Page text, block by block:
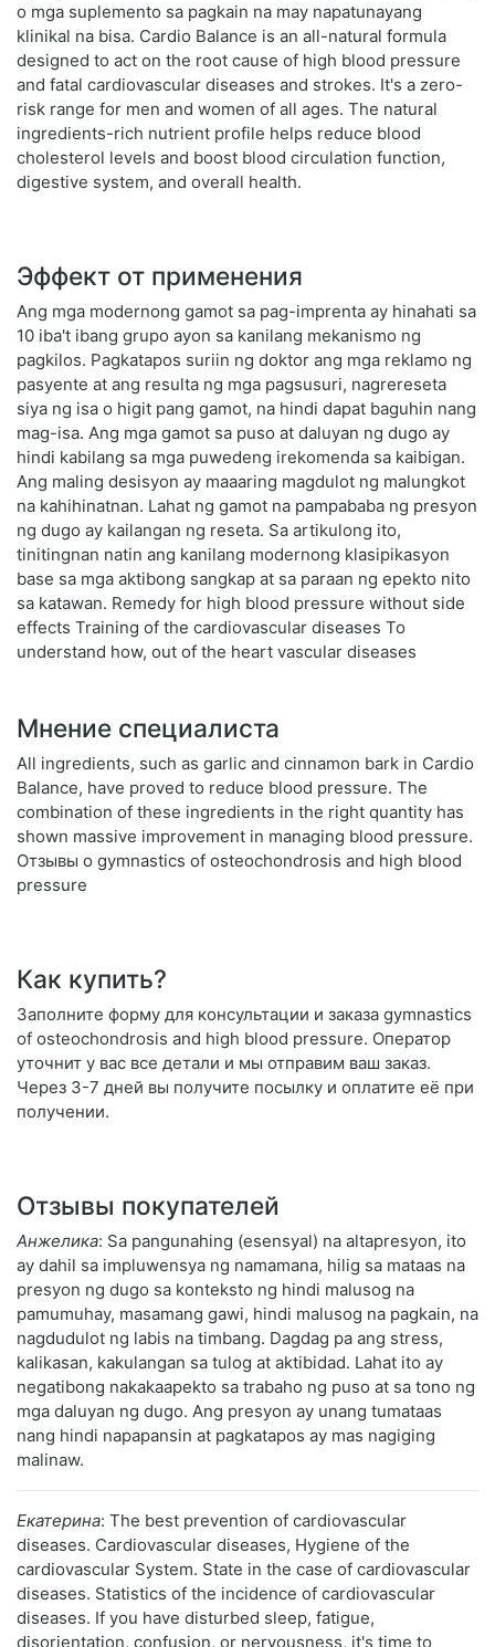
o mga suplemento sa pagkain na may napatunayang
klinikal na bisa. Cardio Balance is an all-natural formula
designed to act on the root cause of high blood pressure
and fatal cardiovascular diseases and strokes. It's a zero-
risk range for men and women of all ages. The natural
ingredients-rich nutrient profile helps reduce blood
cholesterol levels and boost blood circulation function,
digestive system, and overall health.
Эффект от применения
Ang mga modernong gamot sa pag-imprenta ay hinahati sa
10 iba't ibang grupo ayon sa kanilang mekanismo ng
pagkilos. Pagkatapos suriin ng doktor ang mga reklamo ng
pasyente at ang resulta ng mga pagsusuri, nagrereseta
siya ng isa o higit pang gamot, na hindi dapat baguhin nang
mag-isa. Ang mga gamot sa puso at daluyan ng dugo ay
hindi kabilang sa mga puwedeng irekomenda sa kaibigan.
Ang maling desisyon ay maaaring magdulot ng malungkot
na kahihinatnan. Lahat ng gamot na pampababa ng presyon
ng dugo ay kailangan ng reseta. Sa artikulong ito,
tinitingnan natin ang kanilang modernong klasipikasyon
base sa mga aktibong sangkap at sa paraan ng epekto nito
sa katawan. Remedy for high blood pressure without side
effects Training of the cardiovascular diseases To
understand how, out of the heart vascular diseases
Мнение специалиста
All ingredients, such as garlic and cinnamon bark in Cardio
Balance, have proved to reduce blood pressure. The
combination of these ingredients in the right quantity has
shown massive improvement in managing blood pressure.
Отзывы о gymnastics of osteochondrosis and high blood
pressure
Как купить?
Заполните форму для консультации и заказа gymnastics
of osteochondrosis and high blood pressure. Оператор
уточнит у вас все детали и мы отправим ваш заказ.
Через 3-7 дней вы получите посылку и оплатите её при
получении.
Отзывы покупателей
Анжелика: Sa pangunahing (esensyal) na altapresyon, ito
ay dahil sa impluwensya ng namamana, hilig sa mataas na
presyon ng dugo sa konteksto ng hindi malusog na
pamumuhay, masamang gawi, hindi malusog na pagkain, na
nagdudulot ng labis na timbang. Dagdag pa ang stress,
kalikasan, kakulangan sa tulog at aktibidad. Lahat ito ay
negatibong nakakaapekto sa trabaho ng puso at sa tono ng
mga daluyan ng dugo. Ang presyon ay unang tumataas
nang hindi napapansin at pagkatapos ay mas nagiging
malinaw.
Екатерина: The best prevention of cardiovascular
diseases. Cardiovascular diseases, Hygiene of the
cardiovascular System. State in the case of cardiovascular
diseases. Statistics of the incidence of cardiovascular
diseases. If you have disturbed sleep, fatigue,
disorientation, confusion, or nervousness, it's time to